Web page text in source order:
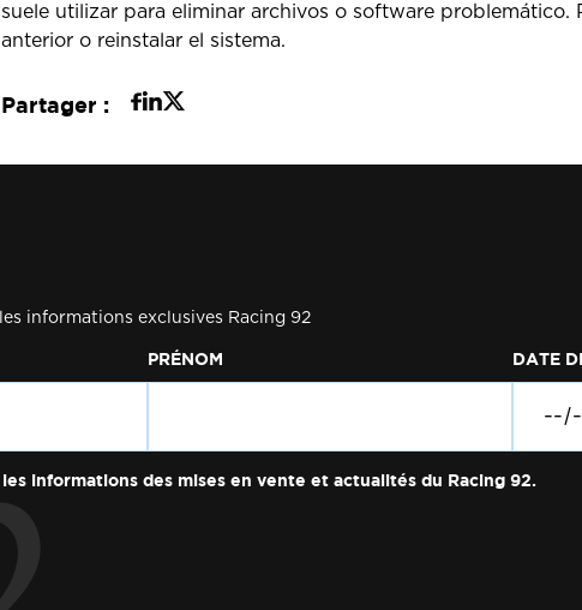
suele utilizar para eliminar archivos o software problemático.
anterior o reinstalar el sistema.
Partager :
informations exclusives Racing 92
PRÉNOM DATE
informations des mises en vente et actualités du Racing 92.